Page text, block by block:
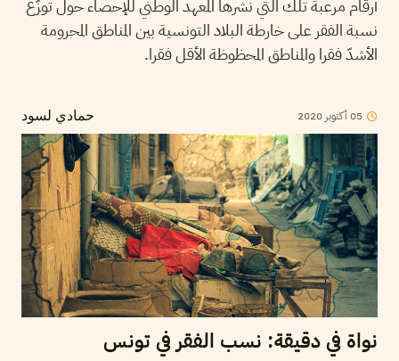
أرقام مرعبة تلك التي نشرها المعهد الوطني للإحصاء حول توزّع
نسبة الفقر على خارطة البلاد التونسية بين المناطق المحرومة
الأشدّ فقرا والمناطق المحظوظة الأقل فقرا.
حمادي لسود 05أكتوبر 2020
نواة في دقيقة: نسب الفقر في تونس